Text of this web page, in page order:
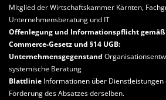
Mitglied der Wirtschaftskammer Kärnten,
Unternehmensberatung und IT
Offenlegung und Informationspflicht gemäß
Commerce-Gesetz und §14 UGB:
Unternehmensgegenstand
systemische Beratung
Blattlinie Informationen über
Förderung des Absatzes derselben.